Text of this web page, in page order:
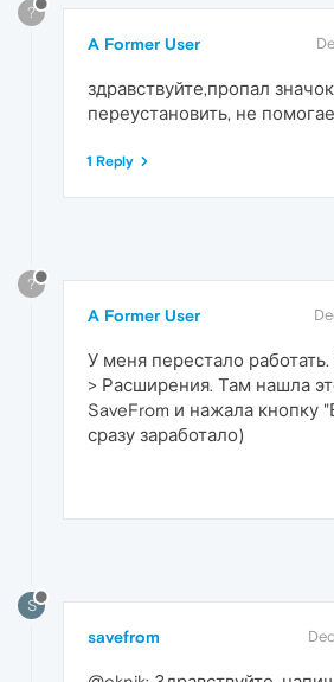
?
A Former User
здравствуйте,пропал
переустановить, не
1 Reply
?
A Former User
У меня перестало
> Расширения. Там нашла
SaveFrom и нажала кнопку
сразу заработало)
S
savefrom